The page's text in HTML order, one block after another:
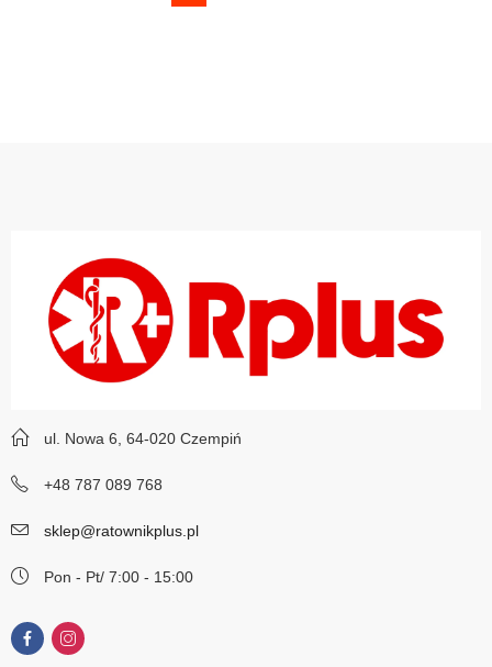
ul. Nowa 6, 64-020 Czempiń
+48 787 089 768
sklep@ratownikplus.pl
Pon - Pt/ 7:00 - 15:00